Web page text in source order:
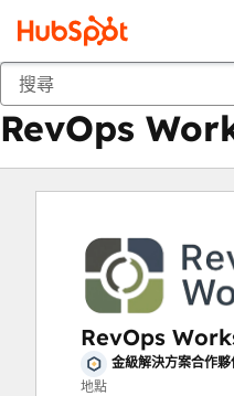
市集 解決方案合作夥伴
RevOps
RevOps
金級解決方案合作夥
地點